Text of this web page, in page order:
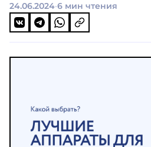
24.06.2024·6 мин чтения